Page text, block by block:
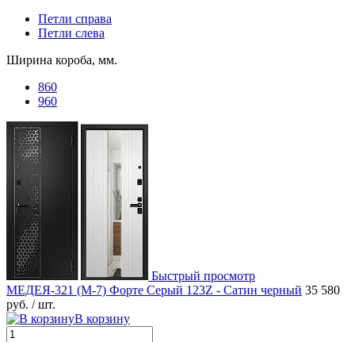
Петли справа
Петли слева
Ширина короба, мм.
860
960
Быстрый просмотр
МЕДЕЯ-321 (М-7) Форте Серый 123Z - Сатин черный 35 580
руб. / шт.
В корзину